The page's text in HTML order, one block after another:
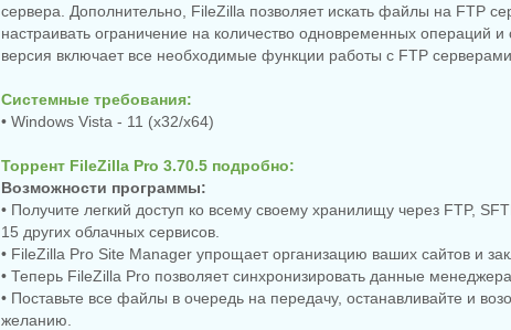
сервера. Дополнительно, FileZilla позволяет искать файлы на FTP
настраивать ограничение на количество одновременных операций и
версия включает все необходимые функции работы с FTP серверами.
Системные требования:
• Windows Vista - 11 (x32/x64)
Торрент FileZilla Pro 3.70.5 подробно:
Возможности программы:
• Получите легкий доступ ко всему своему хранилищу через FTP,
15 других облачных сервисов.
• FileZilla Pro Site Manager упрощает организацию ваших сайтов и
• Теперь FileZilla Pro позволяет синхронизировать данные менеджера
• Поставьте все файлы в очередь на передачу, останавливайте и
желанию.